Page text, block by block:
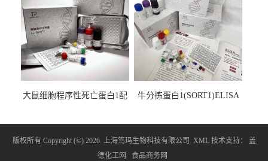
大鼠细胞程序性死亡蛋白1配
试剂盒
牛分拣蛋白1(SORT1)ELISA
版权所有 Copyright (©) 2026 上海笃玛生物科技有限公司 XML技术支持：
盖
德化工网
食品商务网